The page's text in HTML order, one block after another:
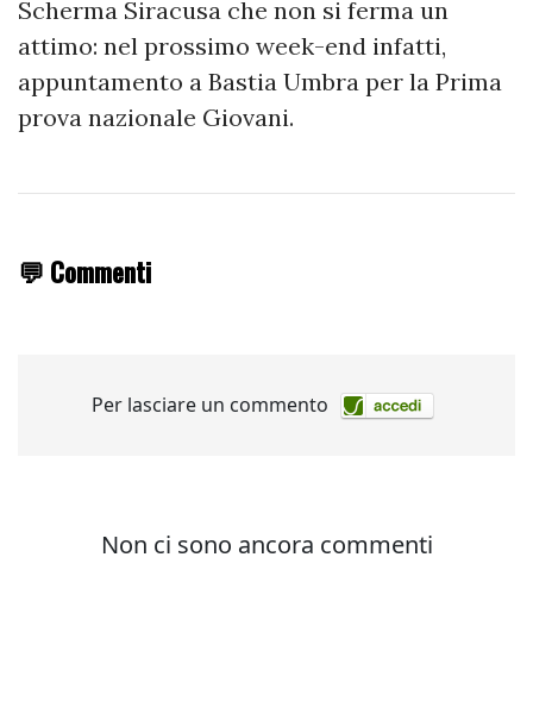
Scherma Siracusa che non si ferma un
attimo: nel prossimo week-end infatti,
appuntamento a Bastia Umbra per la Prima
prova nazionale Giovani.
💬 Commenti